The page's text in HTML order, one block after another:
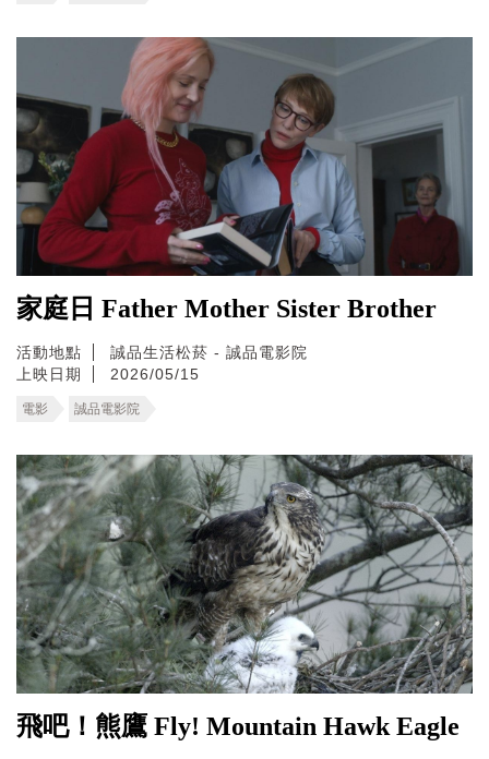
家庭日 Father Mother Sister Brother
活動地點
誠品生活松菸 - 誠品電影院
上映日期
2026/05/15
電影 誠品電影院
飛吧！熊鷹 Fly! Mountain Hawk Eagle